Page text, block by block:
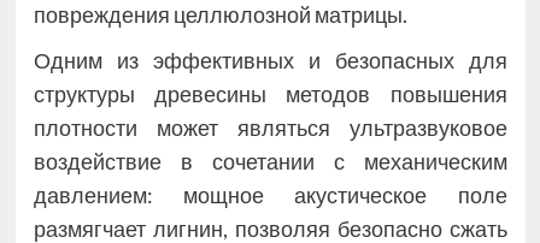
повреждения целлюлозной матрицы.
Одним из эффективных и безопасных для
структуры древесины методов повышения
плотности может являться ультразвуковое
воздействие в сочетании с механическим
давлением: мощное акустическое поле
размягчает лигнин, позволяя безопасно сжать